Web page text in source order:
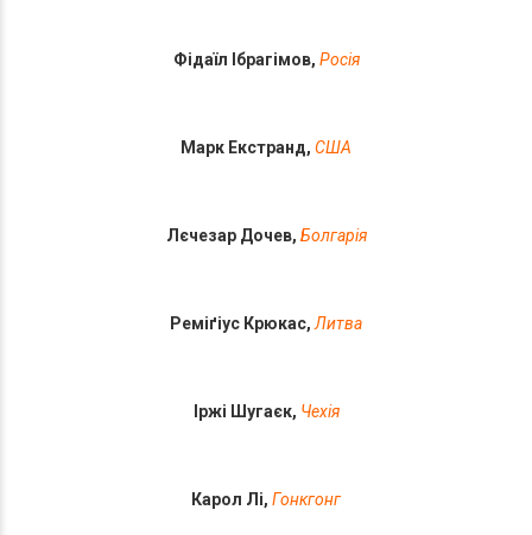
Фідаїл Ібрагімов, Росія
Марк Екстранд, США
Лєчезар Дочев, Болгарія
Реміґіус Крюкас, Литва
Іржі Шугаєк, Чехія
Карол Лі, Гонкгонг